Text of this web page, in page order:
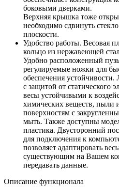
боковыми дверками.
Верхняя крышка тоже
необходимо сдвинуть
плоскости.
Удобство работы. Весовая
кольцо из нержавеющей
Удобно расположенный
регулируемые ножки для
обеспечения
с защитой от статического
весы устойчивыми к
химических веществ, пыли
поверхностям с
мыть. Также доступны
пластика. Двусторонний
для подключения к
позволяет адаптировать
существующим на Вашем
передавать данные.
Описание функционала